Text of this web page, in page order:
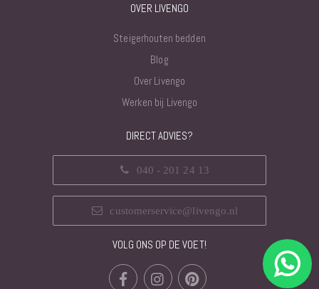
OVER LIVENGO
Steigerhouten bedden
Blog
Over Livengo
Werken bij Livengo
DIRECT ADVIES?
040 - 201 24 13
customerservice@livengo.nl
VOLG ONS OP DE VOET!